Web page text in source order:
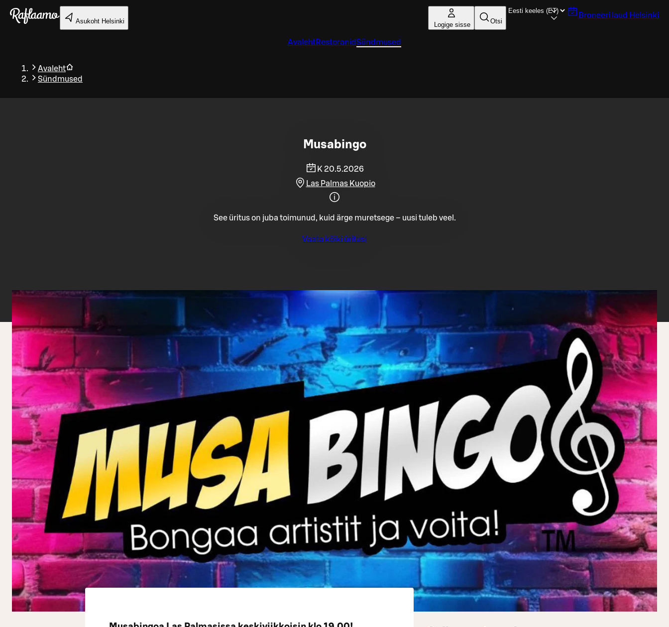
Liigu peamise sisu juurde
Asukoht Helsinki Logige sisse Otsi
Broneeri laud Helsinki
AvalehtRestoranidSündmused
Avaleht
Sündmused
Tagasi
Musabingo
K 20.5.2026
Las Palmas Kuopio
See üritus on juba toimunud, kuid ärge muretsege – uusi tuleb veel.
Vaata kõiki üritusi